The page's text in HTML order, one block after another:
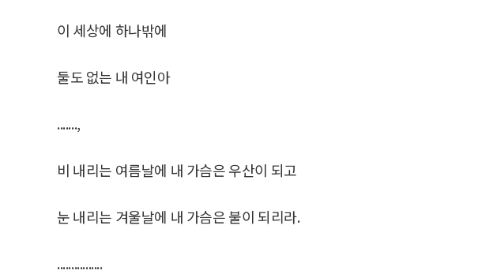
이 세상에 하나밖에
둘도 없는 내 여인아
.......,
비 내리는 여름날에 내 가슴은 우산이 되고
눈 내리는 겨울날에 내 가슴은 불이 되리라.
................